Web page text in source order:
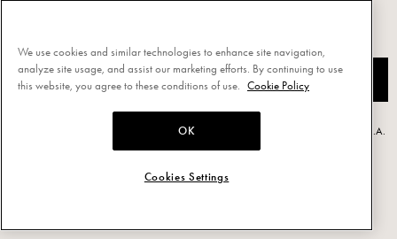
JETZT ANMELDEN
Powered by Triboo Digitale S.r.l. © 2026 All rights reserved. - Pomellato S.p.A.
- P.IVA 00860690155
We use cookies and similar technologies to enhance site navigation,
analyze site usage, and assist our marketing efforts. By continuing to use
this website, you agree to these conditions of use.
Cookie Policy
OK
Cookies Settings